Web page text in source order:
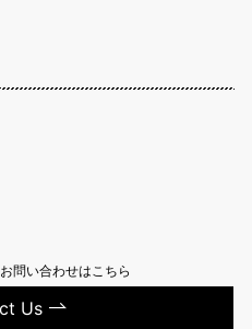
問い合わせはこちら
Us